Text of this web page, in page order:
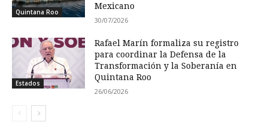
Quintana Roo
Mexicano
30/07/2026
Estados
Rafael Marín formaliza su registro
para coordinar la Defensa de la
Transformación y la Soberanía en
Quintana Roo
26/06/2026